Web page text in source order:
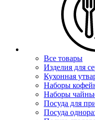
Все товары
Изделия для
Кухонная
Наборы
Наборы
Посуда для
Посуда